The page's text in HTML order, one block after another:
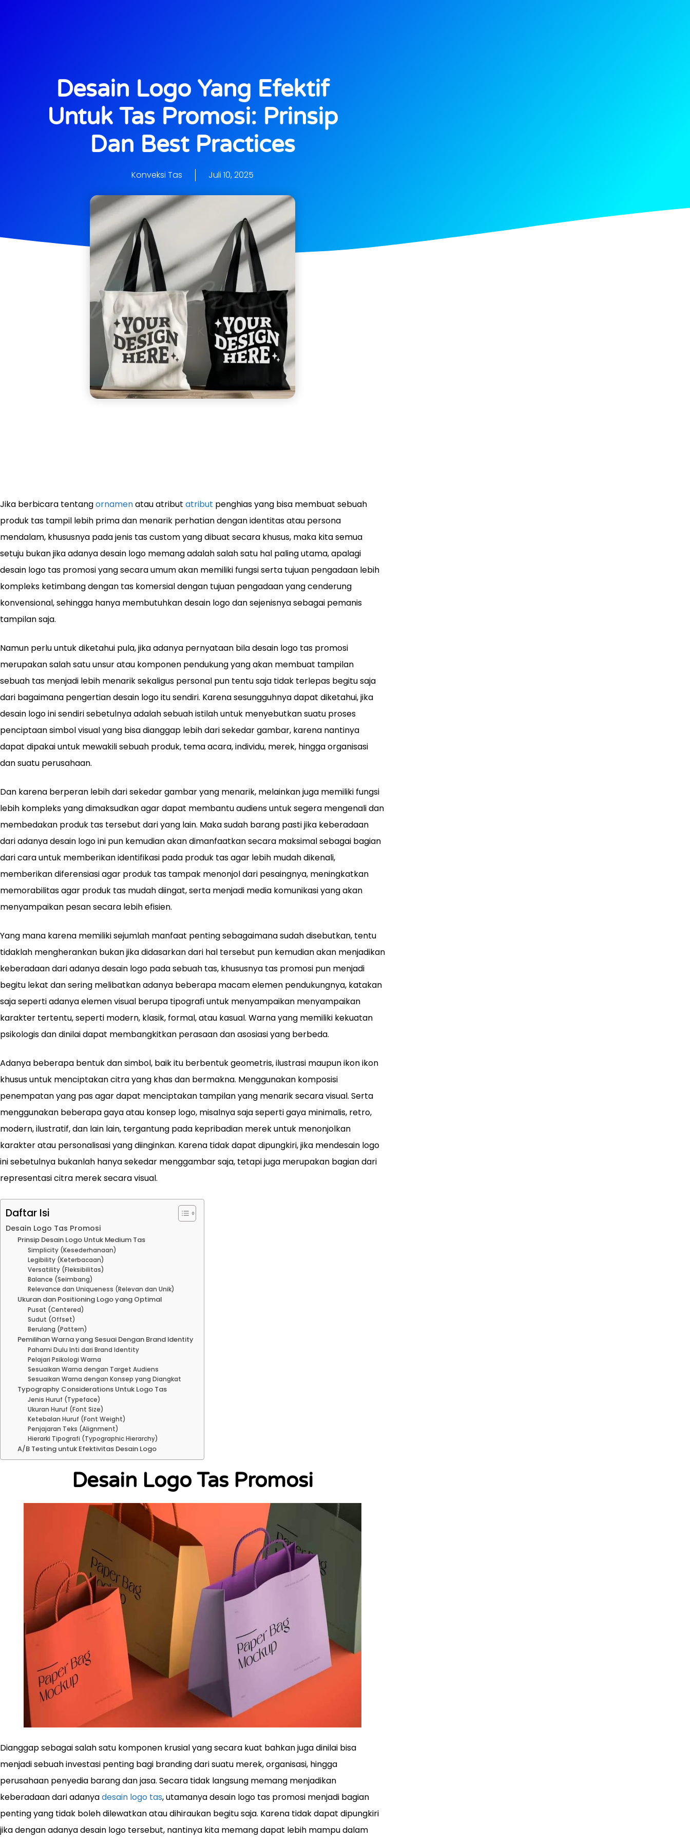
Desain Logo Yang Efektif
Untuk Tas Promosi: Prinsip
Dan Best Practices
Konveksi Tas Juli 10, 2025
Jika berbicara tentangornamenatau atribut atribut penghias yang bisa membuat sebuah
produk tas tampil lebih prima dan menarik perhatian dengan identitas atau persona
mendalam, khususnya pada jenis tas custom yang dibuat secara khusus, maka kita semua
setuju bukan jika adanya desain logo memang adalah salah satu hal paling utama, apalagi
desain logo tas promosi yang secara umum akan memiliki fungsi serta tujuan pengadaan lebih
kompleks ketimbang dengan tas komersial dengan tujuan pengadaan yang cenderung
konvensional, sehingga hanya membutuhkan desain logo dan sejenisnya sebagai pemanis
tampilan saja.
Namun perlu untuk diketahui pula, jika adanya pernyataan bila desain logo tas promosi
merupakan salah satu unsur atau komponen pendukung yang akan membuat tampilan
sebuah tas menjadi lebih menarik sekaligus personal pun tentu saja tidak terlepas begitu saja
dari bagaimana pengertian desain logo itu sendiri. Karena sesungguhnya dapat diketahui, jika
desain logo ini sendiri sebetulnya adalah sebuah istilah untuk menyebutkan suatu proses
penciptaan simbol visual yang bisa dianggap lebih dari sekedar gambar, karena nantinya
dapat dipakai untuk mewakili sebuah produk, tema acara, individu, merek, hingga organisasi
dan suatu perusahaan.
Dan karena berperan lebih dari sekedar gambar yang menarik, melainkan juga memiliki fungsi
lebih kompleks yang dimaksudkan agar dapat membantu audiens untuk segera mengenali dan
membedakan produk tas tersebut dari yang lain. Maka sudah barang pasti jika keberadaan
dari adanya desain logo ini pun kemudian akan dimanfaatkan secara maksimal sebagai bagian
dari cara untuk memberikan identifikasi pada produk tas agar lebih mudah dikenali,
memberikan diferensiasi agar produk tas tampak menonjol dari pesaingnya, meningkatkan
memorabilitas agar produk tas mudah diingat, serta menjadi media komunikasi yang akan
menyampaikan pesan secara lebih efisien.
Yang mana karena memiliki sejumlah manfaat penting sebagaimana sudah disebutkan, tentu
tidaklah mengherankan bukan jika didasarkan dari hal tersebut pun kemudian akan menjadikan
keberadaan dari adanya desain logo pada sebuah tas, khususnya tas promosi pun menjadi
begitu lekat dan sering melibatkan adanya beberapa macam elemen pendukungnya, katakan
saja seperti adanya elemen visual berupa tipografi untuk menyampaikan menyampaikan
karakter tertentu, seperti modern, klasik, formal, atau kasual. Warna yang memiliki kekuatan
psikologis dan dinilai dapat membangkitkan perasaan dan asosiasi yang berbeda.
Adanya beberapa bentuk dan simbol, baik itu berbentuk geometris, ilustrasi maupun ikon ikon
khusus untuk menciptakan citra yang khas dan bermakna. Menggunakan komposisi
penempatan yang pas agar dapat menciptakan tampilan yang menarik secara visual. Serta
menggunakan beberapa gaya atau konsep logo, misalnya saja seperti gaya minimalis, retro,
modern, ilustratif, dan lain lain, tergantung pada kepribadian merek untuk menonjolkan
karakter atau personalisasi yang diinginkan. Karena tidak dapat dipungkiri, jika mendesain logo
ini sebetulnya bukanlah hanya sekedar menggambar saja, tetapi juga merupakan bagian dari
representasi citra merek secara visual.
Daftar Isi
Desain Logo Tas Promosi
Prinsip Desain Logo Untuk Medium Tas
Simplicity (Kesederhanaan)
Legibility (Keterbacaan)
Versatility (Fleksibilitas)
Balance (Seimbang)
Relevance dan Uniqueness (Relevan dan Unik)
Ukuran dan Positioning Logo yang Optimal
Pusat (Centered)
Sudut (Offset)
Berulang (Pattern)
Pemilihan Warna yang Sesuai Dengan Brand Identity
Pahami Dulu Inti dari Brand Identity
Pelajari Psikologi Warna
Sesuaikan Warna dengan Target Audiens
Sesuaikan Warna dengan Konsep yang Diangkat
Typography Considerations Untuk Logo Tas
Jenis Huruf (Typeface)
Ukuran Huruf (Font Size)
Ketebalan Huruf (Font Weight)
Penjajaran Teks (Alignment)
Hierarki Tipografi (Typographic Hierarchy)
A/B Testing untuk Efektivitas Desain Logo
Desain Logo Tas Promosi
Dianggap sebagai salah satu komponen krusial yang secara kuat bahkan juga dinilai bisa
menjadi sebuah investasi penting bagi branding dari suatu merek, organisasi, hingga
perusahaan penyedia barang dan jasa. Secara tidak langsung memang menjadikan
keberadaan dari adanyadesain logo tas, utamanya desain logo tas promosi menjadi bagian
penting yang tidak boleh dilewatkan atau dihiraukan begitu saja. Karena tidak dapat dipungkiri
jika dengan adanya desain logo tersebut, nantinya kita memang dapat lebih mampu dalam